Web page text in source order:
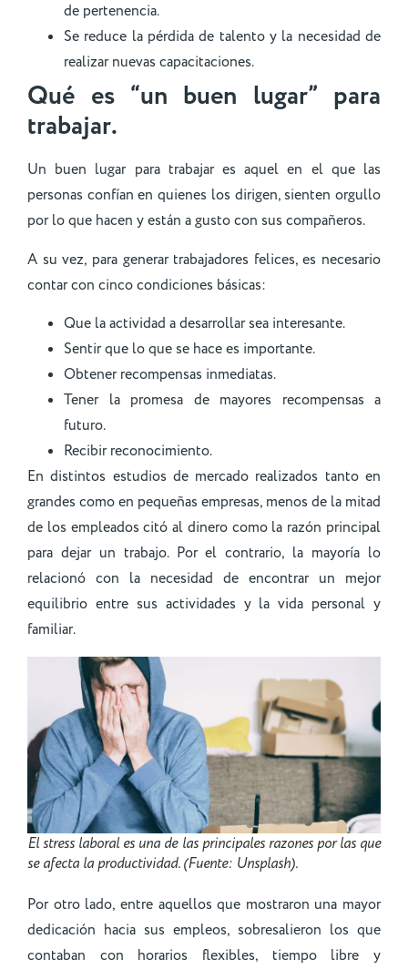
de pertenencia.
Se reduce la pérdida de talento y la necesidad de
realizar nuevas capacitaciones.
Qué es “un buen lugar” para
trabajar.
Un buen lugar para trabajar es aquel en el que las
personas confían en quienes los dirigen, sienten orgullo
por lo que hacen y están a gusto con sus compañeros.
A su vez, para generar trabajadores felices, es necesario
contar con cinco condiciones básicas:
Que la actividad a desarrollar sea interesante.
Sentir que lo que se hace es importante.
Obtener recompensas inmediatas.
Tener la promesa de mayores recompensas a
futuro.
Recibir reconocimiento.
En distintos estudios de mercado realizados tanto en
grandes como en pequeñas empresas, menos de la mitad
de los empleados citó al dinero como la razón principal
para dejar un trabajo. Por el contrario, la mayoría lo
relacionó con la necesidad de encontrar un mejor
equilibrio entre sus actividades y la vida personal y
familiar.
El stress laboral es una de las principales razones por las que
se afecta la productividad. (Fuente: Unsplash).
Por otro lado, entre aquellos que mostraron una mayor
dedicación hacia sus empleos, sobresalieron los que
contaban con horarios flexibles, tiempo libre y